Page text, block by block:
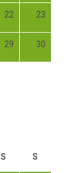
22 23
29 30
S S